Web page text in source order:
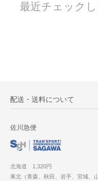
最近チェック
配送・送料について
佐川急便
北海道 1,320円
東北（青森、秋田、岩手、宮城、